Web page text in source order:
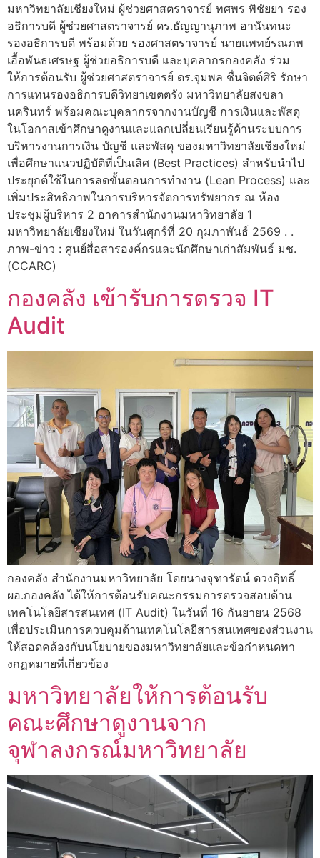
มหาวิทยาลัยเชียงใหม่ ผู้ช่วยศาสตราจารย์ ทศพร พิชัยยา รอง
อธิการบดี ผู้ช่วยศาสตราจารย์ ดร.ธัญญานุภาพ อานันทนะ
รองอธิการบดี พร้อมด้วย รองศาสตราจารย์ นายแพทย์รณภพ
เอื้อพันธเศรษฐ ผู้ช่วยอธิการบดี และบุคลากรกองคลัง ร่วม
ให้การต้อนรับ ผู้ช่วยศาสตราจารย์ ดร.จุมพล ชื่นจิตต์ศิริ รักษา
การแทนรองอธิการบดีวิทยาเขตตรัง มหาวิทยาลัยสงขลา
นครินทร์ พร้อมคณะบุคลากรจากงานบัญชี การเงินและพัสดุ
ในโอกาสเข้าศึกษาดูงานและแลกเปลี่ยนเรียนรู้ด้านระบบการ
บริหารงานการเงิน บัญชี และพัสดุ ของมหาวิทยาลัยเชียงใหม่
เพื่อศึกษาแนวปฏิบัติที่เป็นเลิศ (Best Practices) สำหรับนำไป
ประยุกต์ใช้ในการลดขั้นตอนการทำงาน (Lean Process) และ
เพิ่มประสิทธิภาพในการบริหารจัดการทรัพยากร ณ ห้อง
ประชุมผู้บริหาร 2 อาคารสำนักงานมหาวิทยาลัย 1
มหาวิทยาลัยเชียงใหม่ ในวันศุกร์ที่ 20 กุมภาพันธ์ 2569 . .
ภาพ-ข่าว : ศูนย์สื่อสารองค์กรและนักศึกษาเก่าสัมพันธ์ มช.
(CCARC)
กองคลัง เข้ารับการตรวจ IT
Audit
กองคลัง สำนักงานมหาวิทยาลัย โดยนางจุฑารัตน์ ดวงฤิทธิ์
ผอ.กองคลัง ได้ให้การต้อนรับคณะกรรมการตรวจสอบด้าน
เทคโนโลยีสารสนเทศ (IT Audit) ในวันที่ 16 กันยายน 2568
เพื่อประเมินการควบคุมด้านเทคโนโลยีสารสนเทศของส่วนงาน
ให้สอดคล้องกับนโยบายของมหาวิทยาลัยและข้อกำหนดทา
งกฏหมายที่เกี่ยวข้อง
มหาวิทยาลัยให้การต้อนรับ
คณะศึกษาดูงานจาก
จุฬาลงกรณ์มหาวิทยาลัย